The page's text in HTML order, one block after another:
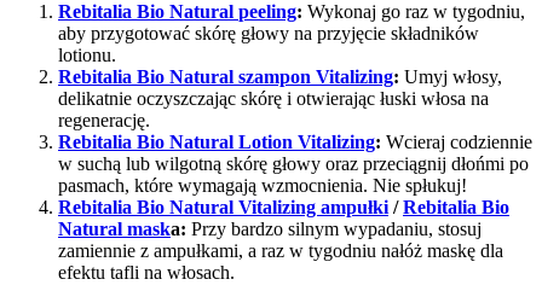
Rebitalia Bio Natural peeling: Wykonaj go raz w tygodniu,
aby przygotować skórę głowy na przyjęcie składników
lotionu.
Rebitalia Bio Natural szampon Vitalizing: Umyj włosy,
delikatnie oczyszczając skórę i otwierając łuski włosa na
regenerację.
Rebitalia Bio Natural Lotion Vitalizing: Wcieraj codziennie
w suchą lub wilgotną skórę głowy oraz przeciągnij dłońmi po
pasmach, które wymagają wzmocnienia. Nie spłukuj!
Rebitalia Bio Natural Vitalizing ampułki /Rebitalia Bio
Natural maska: Przy bardzo silnym wypadaniu, stosuj
zamiennie z ampułkami, a raz w tygodniu nałóż maskę dla
efektu tafli na włosach.